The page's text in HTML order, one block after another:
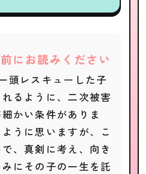
にお読みください
頭レスキューした子
るように、二次被害
かい条件がありま
うに思いますが、こ
、真剣に考え、向き
にその子の一生を託